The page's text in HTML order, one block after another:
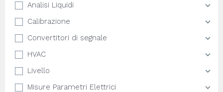
Analisi Liquidi
Calibrazione
Convertitori di segnale
HVAC
Livello
Misure Parametri Elettrici